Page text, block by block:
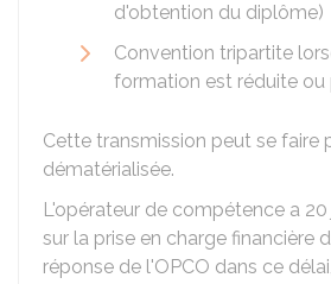
d'obtention du diplôme)
Convention tripartite
formation est réduite ou
Cette transmission peut se faire
dématérialisée.
L'opérateur de compétence a
sur la prise en charge financière
réponse de l'OPCO dans ce